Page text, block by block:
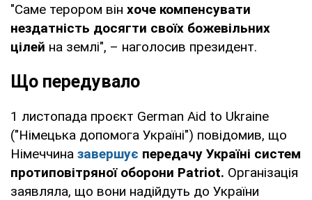
"Саме терором він хоче компенсувати
нездатність досягти своїх божевільних
цілей на землі", – наголосив президент.
Що передувало
1 листопада проєкт German Aid to Ukraine
("Німецька допомога Україні") повідомив, що
Німеччина завершує передачу Україні систем
протиповітряної оборони Patriot. Організація
заявляла, що вони надійдуть до України